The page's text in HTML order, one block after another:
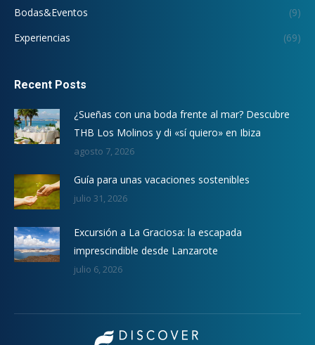
Bodas&Eventos
(9)
Experiencias
(69)
Recent Posts
¿Sueñas con una boda frente al mar? Descubre
THB Los Molinos y di «sí quiero» en Ibiza
agosto 7, 2026
Guía para unas vacaciones sostenibles
julio 31, 2026
Excursión a La Graciosa: la escapada
imprescindible desde Lanzarote
julio 6, 2026